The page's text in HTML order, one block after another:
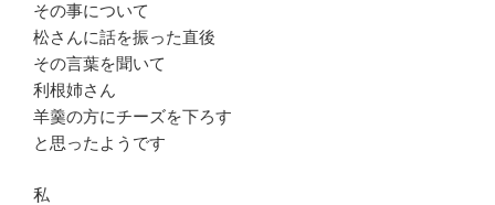
その事について
松さんに話を振った直後
その言葉を聞いて
利根姉さん
羊羹の方にチーズを下ろす
と思ったようです
私